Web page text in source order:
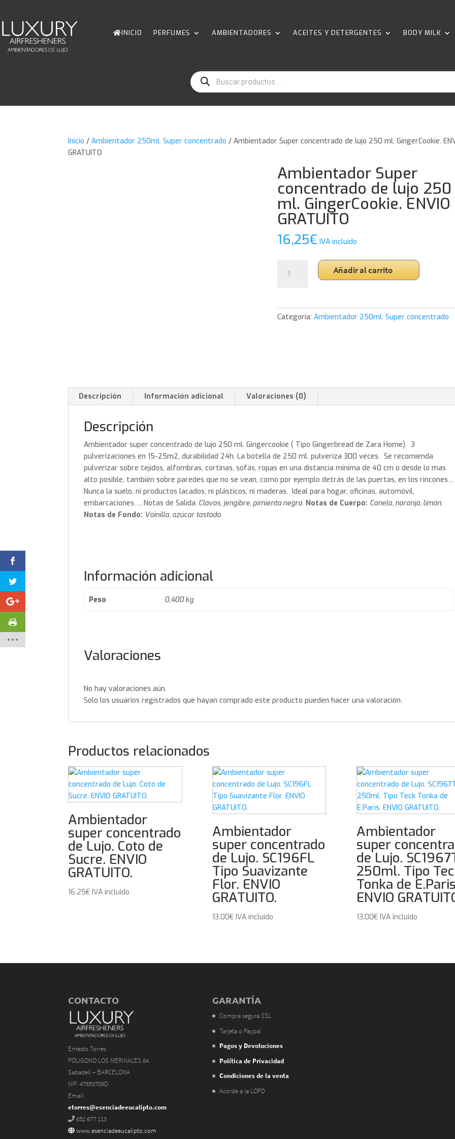
INICIO PERFUMES AMBIENTADORES ACEITES Y DETERGENTES BODY MILK
Búsqueda
de
productos
Inicio /Ambientador 250ml. Super concentrado / Ambientador Super concentrado de lujo 250 ml. GingerCookie.
GRATUITO
Ambientador Super
concentrado de lujo 250
ml. GingerCookie. ENVIO
GRATUITO
16,25€ IVA incluido
Ambientador
Super
lujo
Añadir al carrito
Categoría:Ambientador 250ml. Super concentrado
Descripción Información adicional Valoraciones (0)
Descripción
Ambientador super concentrado de lujo 250 ml. Gingercookie ( Tipo Gingerbread de Zara Home). 3
pulverizaciones en 15-25m2, durabilidad 24h. La botella de 250 ml. pulveriza 300 veces. Se recomienda
pulverizar sobre tejidos, alfombras, cortinas, sofás, ropas en una distancia mínima de 40 cm o desde lo mas
alto posible, también sobre paredes que no se vean, como por ejemplo detrás de las puertas, en los rincones…
Nunca la suelo, ni productos lacados, ni plásticos, ni maderas. Ideal para hogar, oficinas, automóvil,
embarcaciones…. Notas de Salida: Clavos, jengibre, pimienta negra. Notas de Cuerpo: Canela, naranja, limón.
Notas de Fondo: Vainilla, azúcar tostado
Información adicional
Peso 0,400 kg
Valoraciones
No hay valoraciones aún.
Solo los usuarios registrados que hayan comprado este producto pueden hacer una valoración.
Productos relacionados
Ambientador
super concentrado
de Lujo. Coto de
Sucre. ENVIO
GRATUITO.
16,25€ IVA incluido
Ambientador
super concentrado
de Lujo. SC196FL
Tipo Suavizante
Flor. ENVIO
GRATUITO.
13,00€ IVA incluido
Ambientador
super
de Lujo.
250ml. Tipo
Tonka de
ENVIO
13,00€ IVA incluido
CONTACTO
Ernesto Torres
POLIGONO LOS MERINALES 84.
Sabadell – BARCELONA
NIF: 47653709D
Email:
etorres@esenciadeeucalipto.com
652 677 113
www.esenciadeeucalipto.com
GARANTÍA
Compra segura SSL
Tarjeta o Paypal
Pagos y Devoluciones
Política de Privacidad
Condiciones de la venta
Acorde a la LOPD